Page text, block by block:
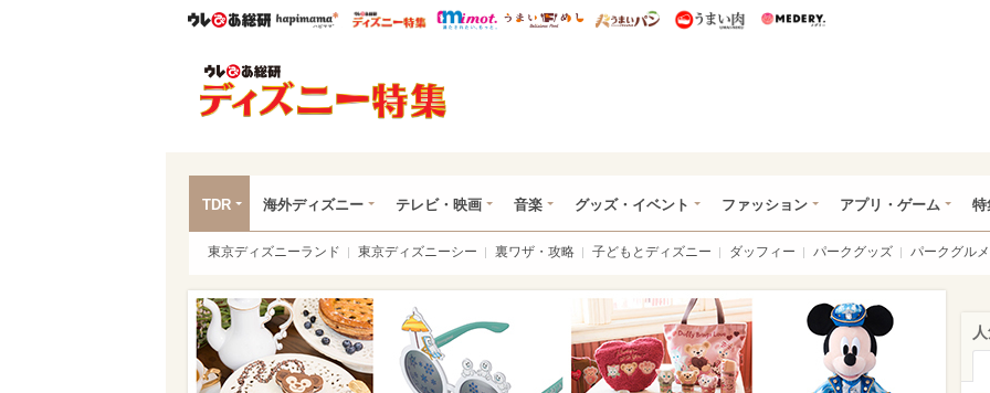
ウレぴあ総研ハピママ* ウレぴあ総研 ディズニー特集
mimot. うまいめし うまいパン うまい肉
TDR 海外ディズニー テレビ・映画 音楽 グッズ・イベント ファッション アプリ・ゲーム 特
東京ディズニーランド 東京ディズニーシー 裏ワザ・攻略 子どもとディズニー ダッフィー パークグッズ パークグルメ